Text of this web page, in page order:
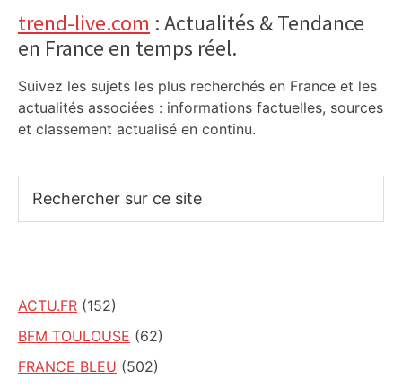
trend-live.com : Actualités & Tendance
en France en temps réel.
Suivez les sujets les plus recherchés en France et les
actualités associées : informations factuelles, sources
et classement actualisé en continu.
sur
ACTU.FR (152)
BFM TOULOUSE (62)
FRANCE BLEU (502)